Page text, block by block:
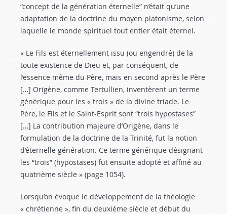
“concept de la génération éternelle” n’était qu’une
adaptation de la doctrine du moyen platonisme, selon
laquelle le monde spirituel tout entier était éternel.
« Le Fils est éternellement issu (ou engendré) de la
toute existence de Dieu et, par conséquent, de
l’essence même du Père, mais en second après le Père
[…] Origène, comme Tertullien, inventèrent un terme
générique pour les « trois » de la divine triade. Le
Père, le Fils et le Saint-Esprit sont “trois hypostases”
[…] La contribution majeure d’Origène, dans le
formulation de la doctrine de la Trinité, fut la notion
d’éternelle génération. Ce terme générique désignant
les “trois” (hypostases) fut ensuite adopté et affiné au
quatrième siècle » (page 1054).
Lorsqu’on évoque le développement de la théologie
« chrétienne », fin du deuxième siècle et début du